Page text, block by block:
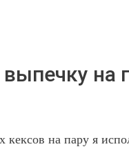
на
на пару я